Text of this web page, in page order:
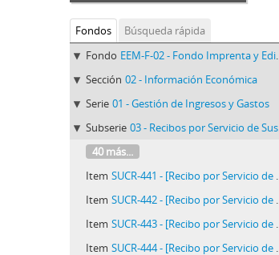
Fondos
Búsqueda rápida
Fondo EEM-F-02 - Fondo Imprenta y Editorial Minerva
Sección 02 - Información Económica
Serie 01 - Gestión de Ingresos y Gastos
Subserie 03 - Recibos por Servicio de Suscripciones
40 más...
Item SUCR-441 - [Recibo por Servicio de Suscripción de Fernando Borjas]
Item SUCR-442 - [Recibo por Servicio de Suscripción de F. N. Estefan]
Item SUCR-443 - [Recibo por Servicio de Suscripción de A. Fernández Concha]
Item SUCR-444 - [Recibo por Servicio de Suscripción de L. Galván]